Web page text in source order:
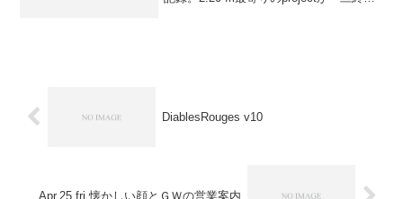
DiablesRouges v10
Apr.25.fri 懐かしい顔とＧＷの営業案内